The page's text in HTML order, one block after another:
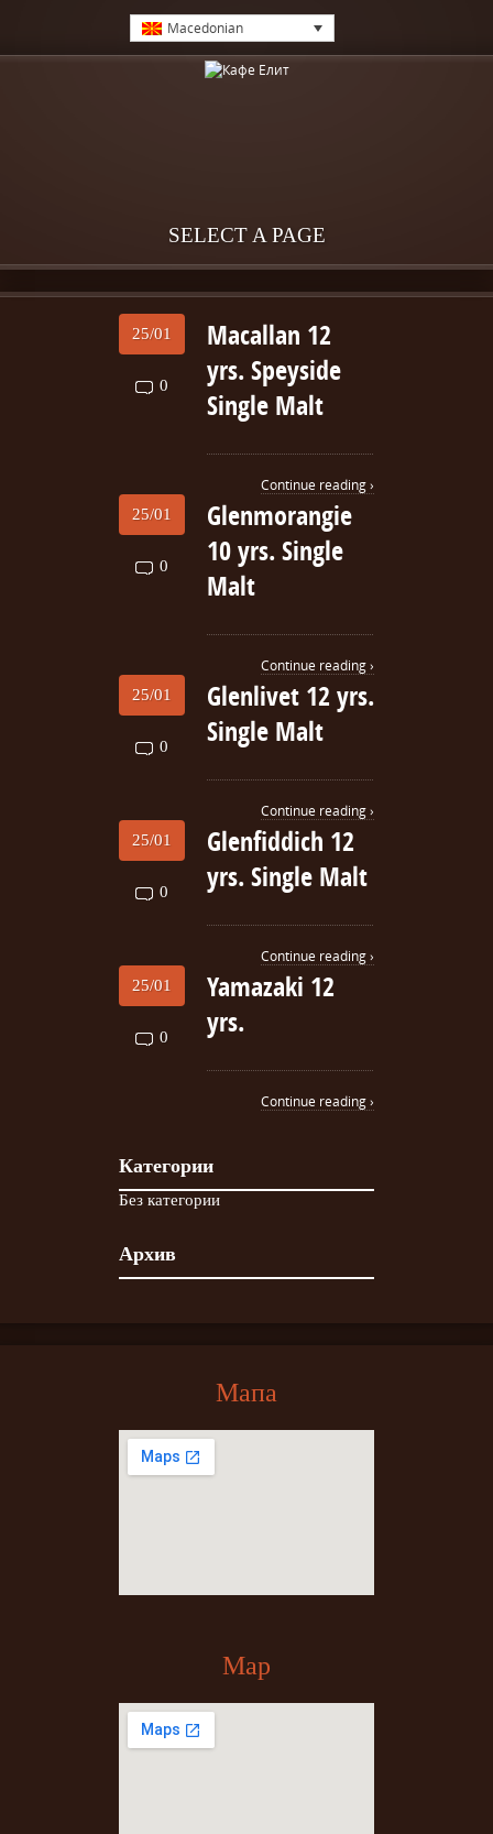
Macedonian
SELECT A PAGE
25/01
0
Macallan 12
yrs. Speyside
Single Malt
Continue reading ›
25/01
0
Glenmorangie
10 yrs. Single
Malt
Continue reading ›
25/01
0
Glenlivet 12 yrs.
Single Malt
Continue reading ›
25/01
0
Glenfiddich 12
yrs. Single Malt
Continue reading ›
25/01
0
Yamazaki 12
yrs.
Continue reading ›
Категории
Без категории
Архив
Мапа
Map